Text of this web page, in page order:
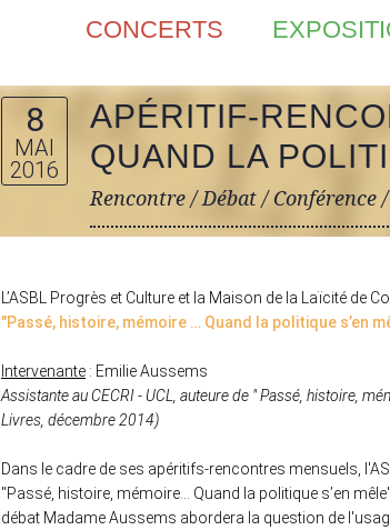
CONCERTS
8
MAI
2016
APÉRITIF-
QUAND LA
Rencontre / Débat / Conférence
L’ASBL Progrès et Culture et la Maison de la Laïcité de
"Passé, histoire, mémoire … Quand la politique s’en
Intervenante : Emilie Aussems
Assistante au CECRI - UCL, auteure de " Passé, histoire,
Livres, décembre 2014)
Dans le cadre de ses apéritifs-rencontres mensuels,
"Passé, histoire, mémoire… Quand la politique s’en
débat Madame Aussems abordera la question de